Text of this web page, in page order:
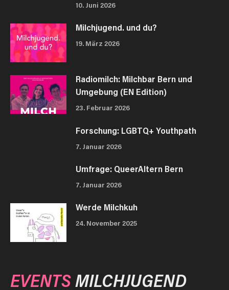
10. Juni 2026
Milchjugend. und du?
19. März 2026
Radiomilch: Milchbar Bern und
Umgebung (EN Edition)
23. Februar 2026
Forschung: LGBTQ+ Youthpath
7. Januar 2026
Umfrage: QueerAltern Bern
7. Januar 2026
Werde Milchkuh
24. November 2025
EVENTSMILCHJUGEND